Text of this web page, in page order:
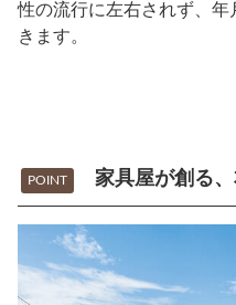
性の流行に左右されず、
きます。
POINT 家具屋が創る